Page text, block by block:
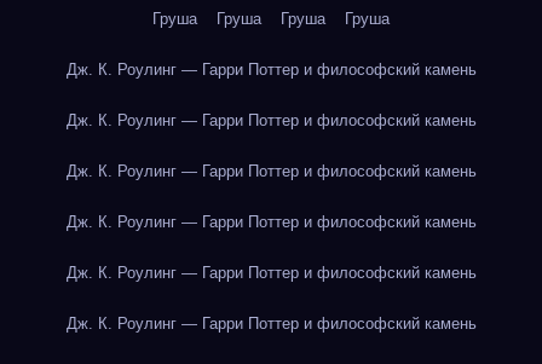
Груша Груша Груша Груша
Дж. К. Роулинг — Гарри Поттер и философский камень
Дж. К. Роулинг — Гарри Поттер и философский камень
Дж. К. Роулинг — Гарри Поттер и философский камень
Дж. К. Роулинг — Гарри Поттер и философский камень
Дж. К. Роулинг — Гарри Поттер и философский камень
Дж. К. Роулинг — Гарри Поттер и философский камень